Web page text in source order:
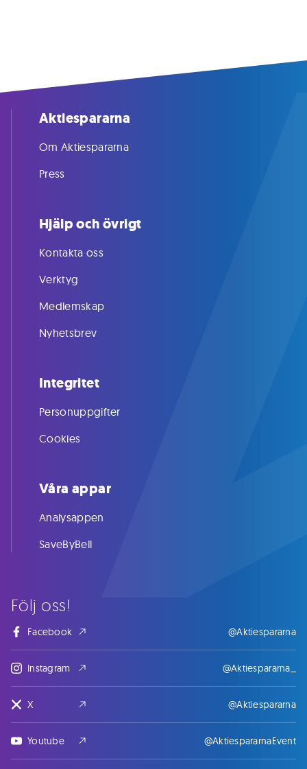
Följ oss!
Facebook @Aktiespararna
Instagram @Aktiespararna_
X @Aktiespararna
Youtube @AktiespararnaEvent
Aktiespararna
Om Aktiespararna
Press
Hjälp och övrigt
Kontakta oss
Verktyg
Medlemskap
Nyhetsbrev
Integritet
Personuppgifter
Cookies
Våra appar
Analysappen
SaveByBell